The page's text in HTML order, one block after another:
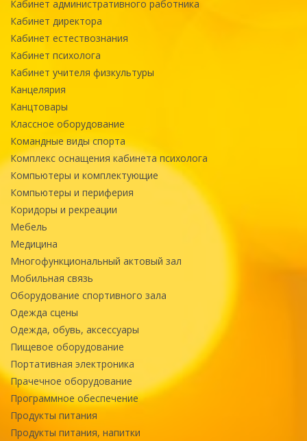
Кабинет административного работника
Кабинет директора
Кабинет естествознания
Кабинет психолога
Кабинет учителя физкультуры
Канцелярия
Канцтовары
Классное оборудование
Командные виды спорта
Комплекс оснащения кабинета психолога
Компьютеры и комплектующие
Компьютеры и периферия
Коридоры и рекреации
Мебель
Медицина
Многофункциональный актовый зал
Мобильная связь
Оборудование спортивного зала
Одежда сцены
Одежда, обувь, аксессуары
Пищевое оборудование
Портативная электроника
Прачечное оборудование
Программное обеспечение
Продукты питания
Продукты питания, напитки